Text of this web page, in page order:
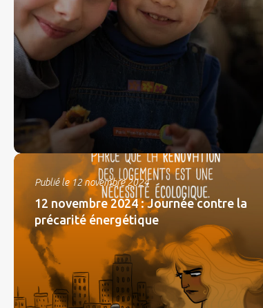
Publié le 12 novembre 2024
12 novembre 2024 : Journée contre la
précarité énergétique